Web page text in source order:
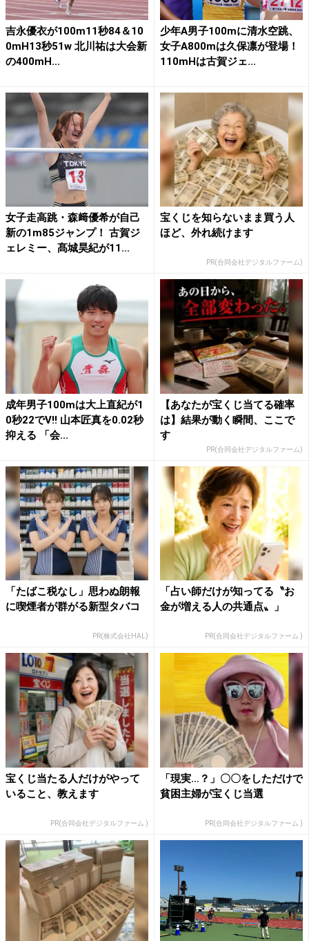
吉永優衣が100m11秒84＆10
0mH13秒51w 北川祐は大会新
の400mH...
少年A男子100mに清水空跳、
女子A800mは久保凛が登場！
110mHは古賀ジェ...
女子走高跳・森﨑優希が自己
新の1m85ジャンプ！ 古賀ジ
ェレミー、髙城昊紀が11...
宝くじを知らないまま買う人
ほど、外れ続けます
PR(合同会社デジタルファーム)
成年男子100mは大上直紀が1
0秒22でV!! 山本匠真を0.02秒
抑える 「会...
【あなたが宝くじ当てる確率
は】結果が動く瞬間、ここで
す
PR(合同会社デジタルファーム)
「たばこ税なし」思わぬ朗報
に喫煙者が群がる新型タバコ
PR(株式会社HAL)
「占い師だけが知ってる〝お
金が増える人の共通点〟」
PR(合同会社デジタルファーム )
宝くじ当たる人だけがやって
いること、教えます
PR(合同会社デジタルファーム )
「現実…？」〇〇をしただけで
貧困主婦が宝くじ当選
PR(合同会社デジタルファーム )